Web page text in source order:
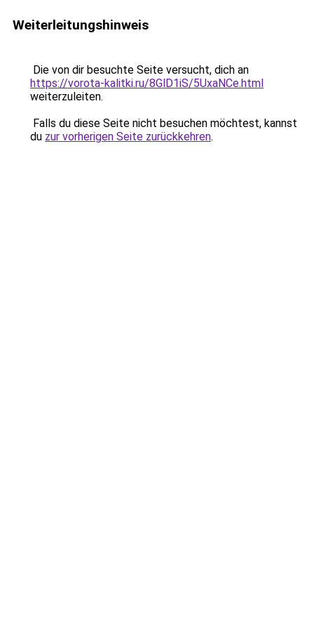
Weiterleitungshinweis
Die von dir besuchte Seite versucht, dich an
https://vorota-kalitki.ru/8GlD1iS/5UxaNCe.html
weiterzuleiten.
Falls du diese Seite nicht besuchen möchtest, kannst
du zur vorherigen Seite zurückkehren.